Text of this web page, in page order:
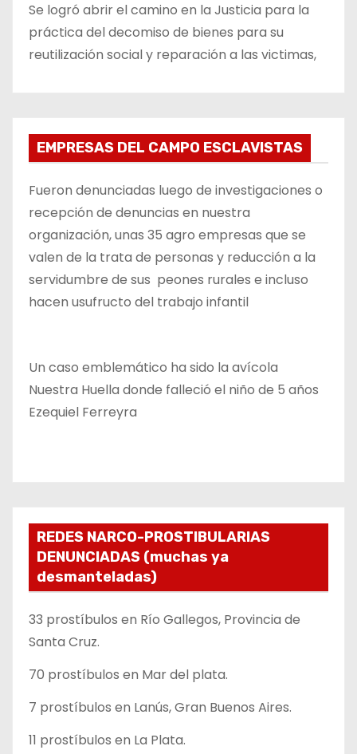
Se logró abrir el camino en la Justicia para la
práctica del decomiso de bienes para su
reutilización social y reparación a las victimas,
EMPRESAS DEL CAMPO ESCLAVISTAS
Fueron denunciadas luego de investigaciones o
recepción de denuncias en nuestra
organización, unas 35 agro empresas que se
valen de la trata de personas y reducción a la
servidumbre de sus peones rurales e incluso
hacen usufructo del trabajo infantil
Un caso emblemático ha sido la avícola
Nuestra Huella donde falleció el niño de 5 años
Ezequiel Ferreyra
REDES NARCO-PROSTIBULARIAS
DENUNCIADAS (muchas ya
desmanteladas)
33 prostíbulos en Río Gallegos, Provincia de
Santa Cruz.
70 prostíbulos en Mar del plata.
7 prostíbulos en Lanús, Gran Buenos Aires.
11 prostíbulos en La Plata.